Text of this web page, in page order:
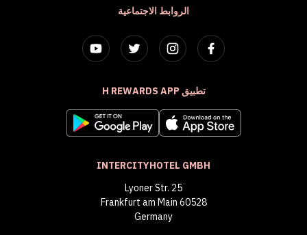
الروابط الاجتماعية
تطبيق H REWARDS APP
INTERCITYHOTEL GMBH
Lyoner Str. 25
60528 Frankfurt am Main
Germany